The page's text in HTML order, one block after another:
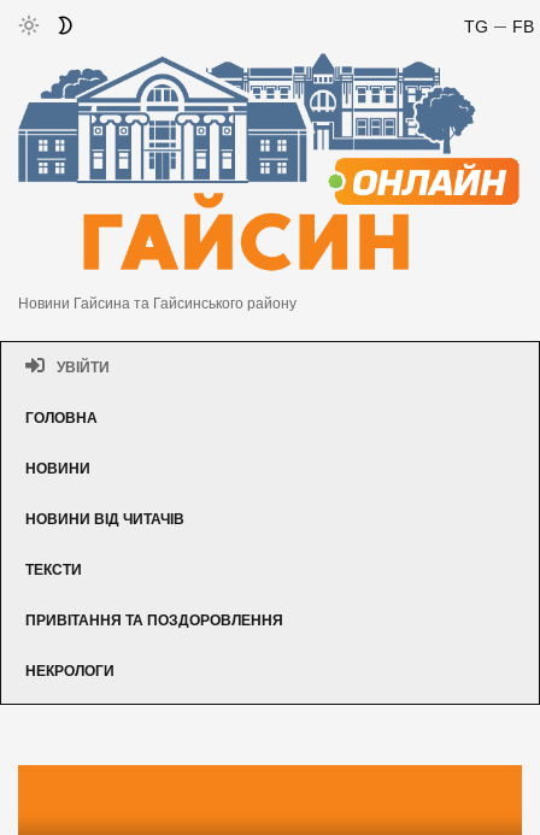
FB
TG
Новини Гайсина та Гайсинського району
УВІЙТИ
ГОЛОВНА
НОВИНИ
НОВИНИ ВІД ЧИТАЧІВ
ТЕКСТИ
ПРИВІТАННЯ ТА ПОЗДОРОВЛЕННЯ
НЕКРОЛОГИ